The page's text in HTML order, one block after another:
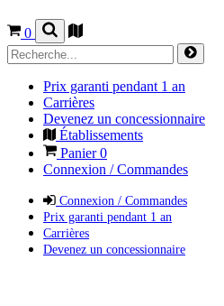
0
Prix garanti pendant 1 an
Carrières
Devenez un concessionnaire
Établissements
Panier0
Connexion / Commandes
Connexion / Commandes
Prix garanti pendant 1 an
Carrières
Devenez un concessionnaire